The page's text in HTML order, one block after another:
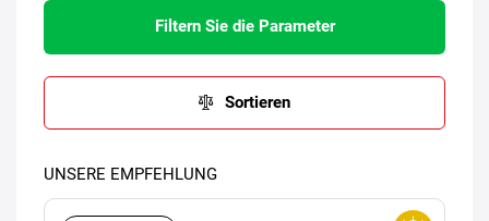
Filtern Sie die Parameter
Sortieren
UNSERE EMPFEHLUNG